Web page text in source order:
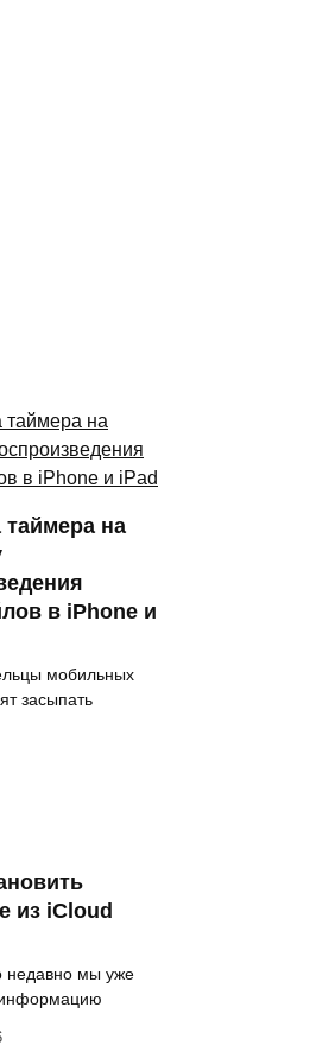
таймера на
в iPhone и
мобильных
засыпать
из iCloud
недавно мы уже